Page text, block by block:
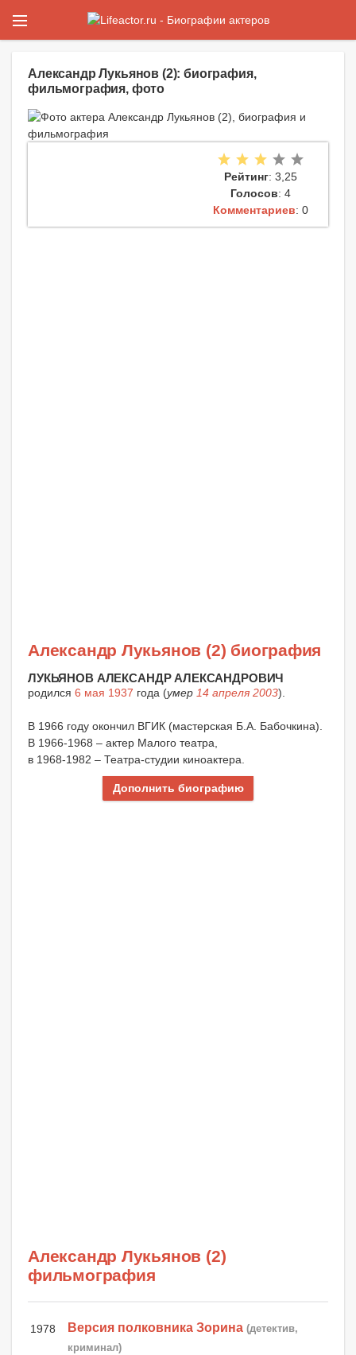
Александр Лукьянов (2): биография,
фильмография, фото
Рейтинг: 3,25
Голосов: 4
Комментариев: 0
Александр Лукьянов (2) биография
ЛУКЬЯНОВ АЛЕКСАНДР АЛЕКСАНДРОВИЧ
родился 6 мая 1937 года (умер 14 апреля 2003).
В 1966 году окончил ВГИК (мастерская Б.А. Бабочкина).
В 1966-1968 – актер Малого театра,
в 1968-1982 – Театра-студии киноактера.
Дополнить биографию
Александр Лукьянов (2)
фильмография
1978 Версия полковника Зорина (детектив,
криминал)